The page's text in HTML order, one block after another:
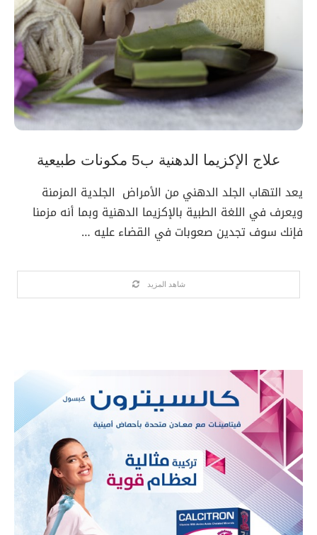
علاج الإكزيما الدهنية ب5 مكونات طبيعية
يعد التهاب الجلد الدهني من الأمراض الجلدية المزمنة
ويعرف في اللغة الطبية بالإكزيما الدهنية وبما أنه مزمنا
فإنك سوف تجدين صعوبات في القضاء عليه …
شاهد المزيد